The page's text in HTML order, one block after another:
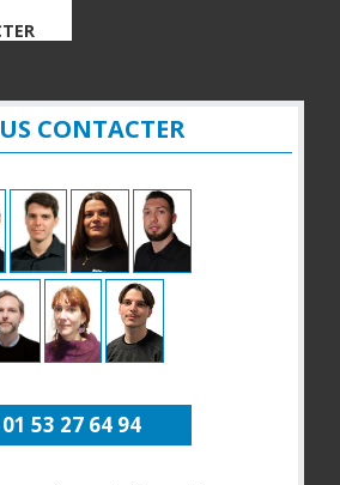
CONTACTER
01 53 27 64 94